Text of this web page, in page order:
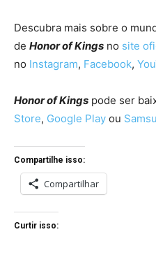
Descubra mais sobre o
de Honor of Kings no site
no Instagram, Facebook,
Honor of Kings pode ser
Store, Google Play ou
Compartilhe isso:
Compartilhar
Curtir isso: